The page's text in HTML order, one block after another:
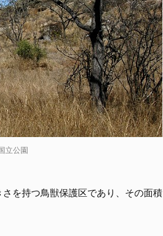
立公園
を持つ鳥獣保護区であり、その面積